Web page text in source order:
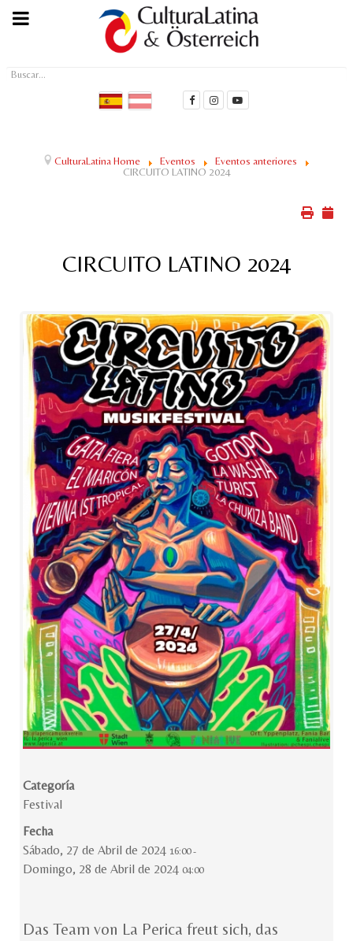
Buscar...
CulturaLatina Home Eventos
Eventos anteriores
CIRCUITO LATINO 2024
CIRCUITO LATINO 2024
Categoría
Festival
Fecha
Sábado, 27 de Abril de 2024 16:00-
Domingo, 28 de Abril de 2024 04:00
Das Team von La Perica freut sich, das